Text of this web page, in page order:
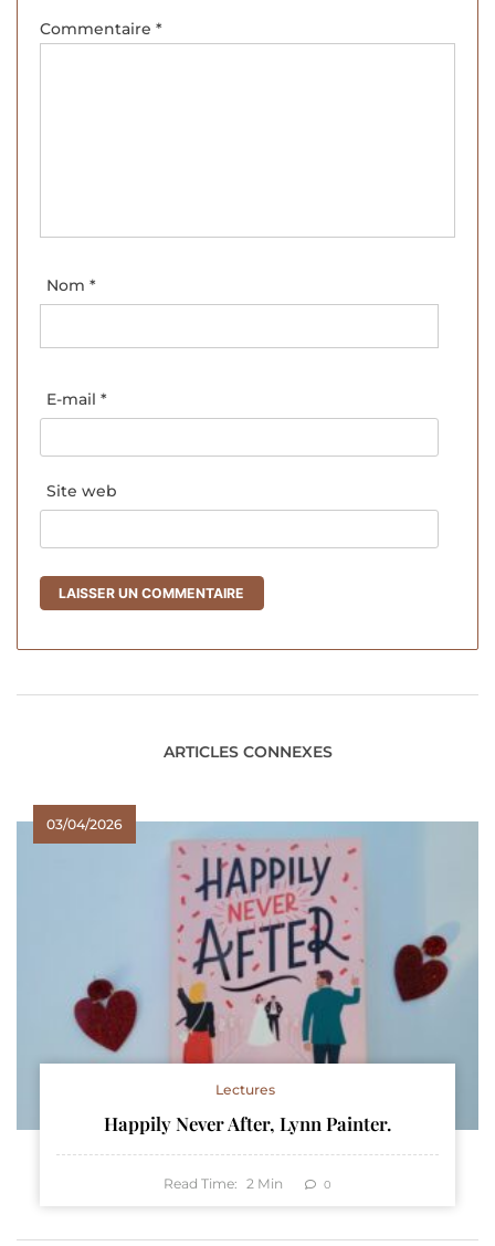
Commentaire *
Nom *
E-mail *
Site web
ARTICLES CONNEXES
03/04/2026
Lectures
Happily Never After, Lynn Painter.
Read Time: 2 Min 0